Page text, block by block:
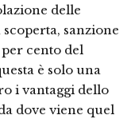
delle
sanzione
cento del
è solo una
i vantaggi dello
dove viene quel